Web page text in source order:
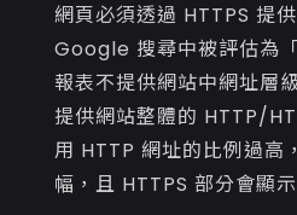
網頁必須透過 HTTPS 提
Google 搜尋中被評估為
報表不提供網站中網址層
提供網站整體的 HTTP/
用 HTTP 網址的比例過高
幅，且 HTTPS 部分會顯